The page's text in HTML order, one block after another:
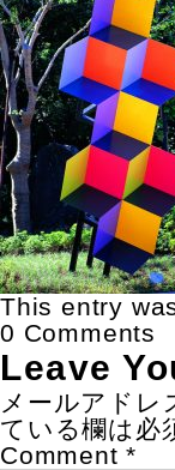
This entry
0 Comments
Leave
メールアドレ
ている欄は必
Comment *